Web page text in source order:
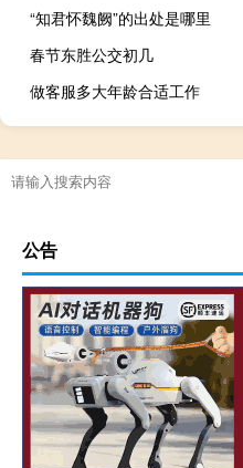
“知君怀魏阙”的出处是哪里
春节东胜公交初几
做客服多大年龄合适工作
公告